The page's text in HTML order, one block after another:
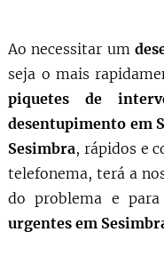
Ao necessitar um
seja o mais
piquetes de
desentupimento em
Sesimbra, rápidos e
telefonema, terá a
do problema e
urgentes em